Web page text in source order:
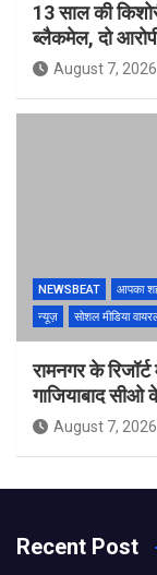
13 साल की
ब्लैकमेल, दो
August 7, 2026
NEWSBEAT आपका
न्यूज़
सोशल मीडिया
रामनगर के
गाजियाबाद सीओ
August 7, 2026
Recent Post